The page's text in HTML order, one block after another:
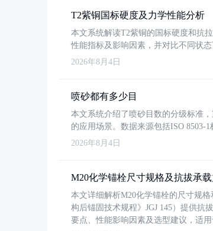
T2紫铜国标硬度及力学性能分析
本文系统解读T2紫铜的国标硬度和抗
性能指标及影响因素，并对比不同状
2026年8月4日
喷砂都有多少目
本文系统介绍了喷砂目数的分级标准
的应用场景。数据来源包括ISO 8503-
2026年8月4日
M20化学锚栓尺寸规格及抗拔承
本文详细解析M20化学锚栓的尺寸规
构后锚固技术规程》JGJ 145）提供抗
要点、性能影响因素及选型建议，适用